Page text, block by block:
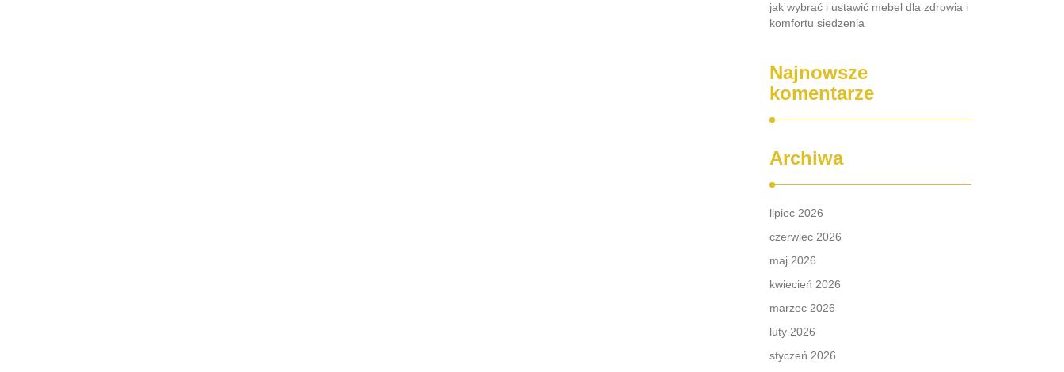
jak wybrać i ustawić mebel dla zdrowia i
komfortu siedzenia
Najnowsze
komentarze
Archiwa
lipiec 2026
czerwiec 2026
maj 2026
kwiecień 2026
marzec 2026
luty 2026
styczeń 2026